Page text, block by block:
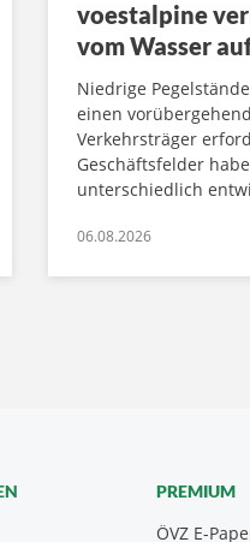
voestalpine
vom Wasser
Niedrige
einen
Verkehrsträger
Geschäftsfelder
unterschiedlich
06.08.2026
PREMIUM
ÖVZ E-